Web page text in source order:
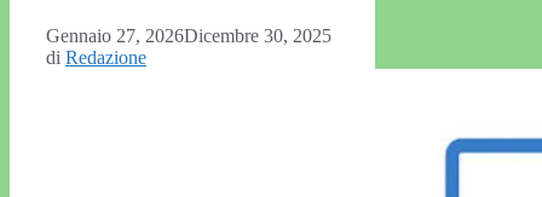
Gennaio 27, 2026Dicembre 30, 2025
di Redazione